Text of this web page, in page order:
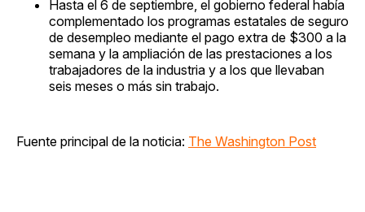
Hasta el 6 de septiembre, el gobierno federal había
complementado los programas estatales de seguro
de desempleo mediante el pago extra de $300 a la
semana y la ampliación de las prestaciones a los
trabajadores de la industria y a los que llevaban
seis meses o más sin trabajo.
Fuente principal de la noticia: The Washington Post